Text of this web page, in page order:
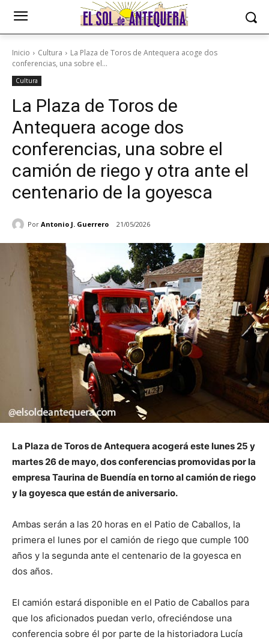
Inicio Cultura
La Plaza de Toros de Antequera acoge dos
conferencias, una sobre el...
Cultura
La Plaza de Toros de
Antequera acoge dos
conferencias, una sobre el
camión de riego y otra ante el
centenario de la goyesca
Por Antonio J. Guerrero 21/05/2026
La Plaza de Toros de Antequera acogerá este lunes 25 y
martes 26 de mayo, dos conferencias promovidas por la
empresa Taurina de Buendía en torno al camión de riego
y la goyesca que están de aniversario.
Ambas serán a las 20 horas en el Patio de Caballos, la
primera el lunes por el camión de riego que cumple 100
años y la segunda ante el centenario de la goyesca en
dos años.
El camión estará disponible en el Patio de Caballos para
que los aficionados puedan verlo, ofreciéndose una
conferencia sobre él por parte de la historiadora Lucía